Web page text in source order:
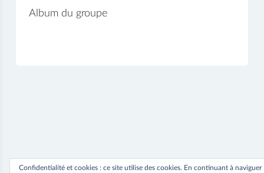
Album du groupe
Confidentialité et cookies : ce site utilise des cookies. En continuant à naviguer